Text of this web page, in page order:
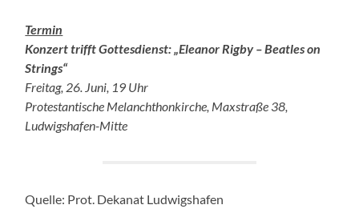
Termin
Konzert trifft Gottesdienst: „Eleanor Rigby – Beatles on
Strings“
Freitag, 26. Juni, 19 Uhr
Protestantische Melanchthonkirche, Maxstraße 38,
Ludwigshafen-Mitte
Quelle: Prot. Dekanat Ludwigshafen